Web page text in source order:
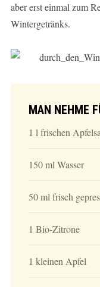
aber erst einmal zum
Wintergetränks.
MAN NEHME
1 l frischen
150 ml Wasser
50 ml frisch
1 Bio-Zitrone
1 kleinen Apfel